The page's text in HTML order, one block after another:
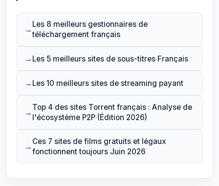
Les 8 meilleurs gestionnaires de
téléchargement français
Les 5 meilleurs sites de sous-titres Français
Les 10 meilleurs sites de streaming payant
Top 4 des sites Torrent français : Analyse de
l'écosystème P2P (Édition 2026)
Ces 7 sites de films gratuits et légaux
fonctionnent toujours Juin 2026